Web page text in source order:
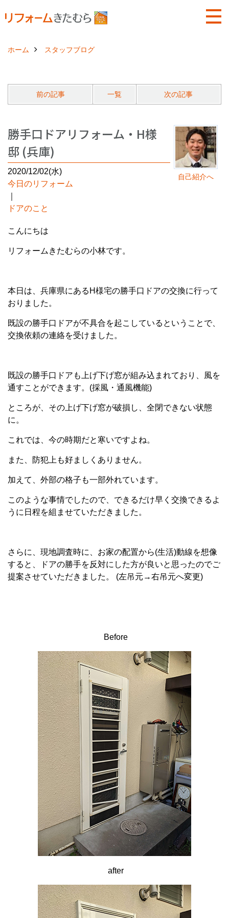
ホーム スタッフブログ
前の記事 一覧 次の記事
自己紹介へ
勝手口ドアリフォーム・H様
邸 (兵庫)
2020/12/02(水)
今日のリフォーム
ドアのこと
こんにちは
リフォームきたむらの小林です。
本日は、兵庫県にあるH様宅の勝手口ドアの交換に行って
おりました。
既設の勝手口ドアが不具合を起こしているということで、
交換依頼の連絡を受けました。
既設の勝手口ドアも上げ下げ窓が組み込まれており、風を
通すことができます。(採風・通風機能)
ところが、その上げ下げ窓が破損し、全閉できない状態
に。
これでは、今の時期だと寒いですよね。
また、防犯上も好ましくありません。
加えて、外部の格子も一部外れています。
このような事情でしたので、できるだけ早く交換できるよ
うに日程を組ませていただきました。
さらに、現地調査時に、お家の配置から(生活)動線を想像
すると、ドアの勝手を反対にした方が良いと思ったのでご
提案させていただきました。 (左吊元→右吊元へ変更)
Before
after